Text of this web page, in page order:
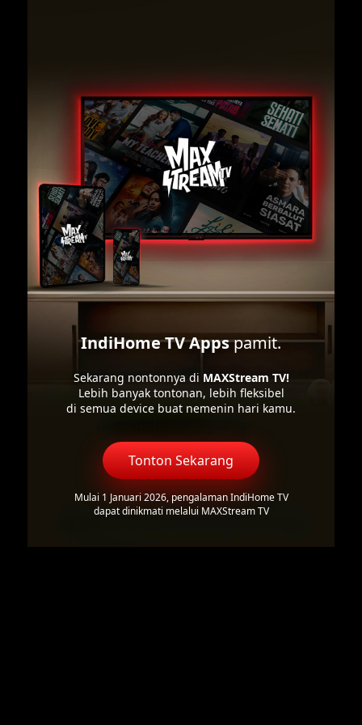
IndiHome TV Appspamit.
Sekarang nontonnya di MAXStream TV!
Lebih banyak tontonan, lebih fleksibel
di semua device buat nemenin hari kamu.
Tonton Sekarang
Mulai 1 Januari 2026, pengalaman IndiHome TV
dapat dinikmati melalui MAXStream TV